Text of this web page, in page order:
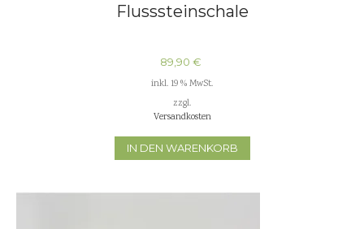
Flusssteinschale
89,90 €
inkl. 19 % MwSt.
zzgl.
Versandkosten
IN DEN WARENKORB